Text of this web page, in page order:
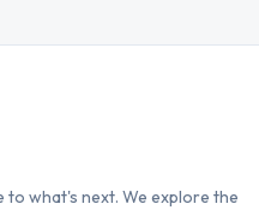
to what's next. We explore the